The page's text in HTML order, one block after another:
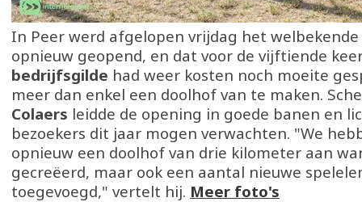
In Peer werd afgelopen vrijdag het welbekende
opnieuw geopend, en dat voor de vijftiende
bedrijfsgilde had weer kosten noch moeite
meer dan enkel een doolhof van te maken.
Colaers leidde de opening in goede banen en
bezoekers dit jaar mogen verwachten. "We
opnieuw een doolhof van drie kilometer aan
gecreëerd, maar ook een aantal nieuwe
toegevoegd," vertelt hij. Meer foto's